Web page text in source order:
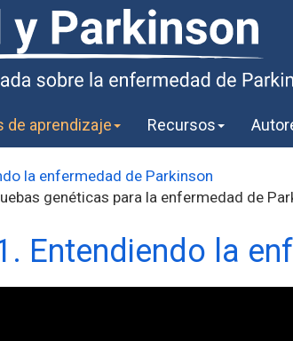
de aprendizaje Recursos
la enfermedad de Parkinson
genéticas para la enfermedad de
Entendiendo la